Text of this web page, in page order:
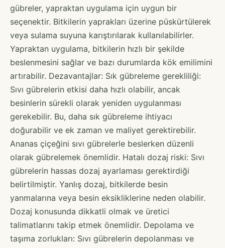
gübreler, yapraktan uygulama için uygun bir
seçenektir. Bitkilerin yaprakları üzerine püskürtülerek
veya sulama suyuna karıştırılarak kullanılabilirler.
Yapraktan uygulama, bitkilerin hızlı bir şekilde
beslenmesini sağlar ve bazı durumlarda kök emilimini
artırabilir. Dezavantajlar: Sık gübreleme gerekliliği:
Sıvı gübrelerin etkisi daha hızlı olabilir, ancak
besinlerin sürekli olarak yeniden uygulanması
gerekebilir. Bu, daha sık gübreleme ihtiyacı
doğurabilir ve ek zaman ve maliyet gerektirebilir.
Ananas çiçeğini sıvı gübrelerle beslerken düzenli
olarak gübrelemek önemlidir. Hatalı dozaj riski: Sıvı
gübrelerin hassas dozaj ayarlaması gerektirdiği
belirtilmiştir. Yanlış dozaj, bitkilerde besin
yanmalarına veya besin eksikliklerine neden olabilir.
Dozaj konusunda dikkatli olmak ve üretici
talimatlarını takip etmek önemlidir. Depolama ve
taşıma zorlukları: Sıvı gübrelerin depolanması ve